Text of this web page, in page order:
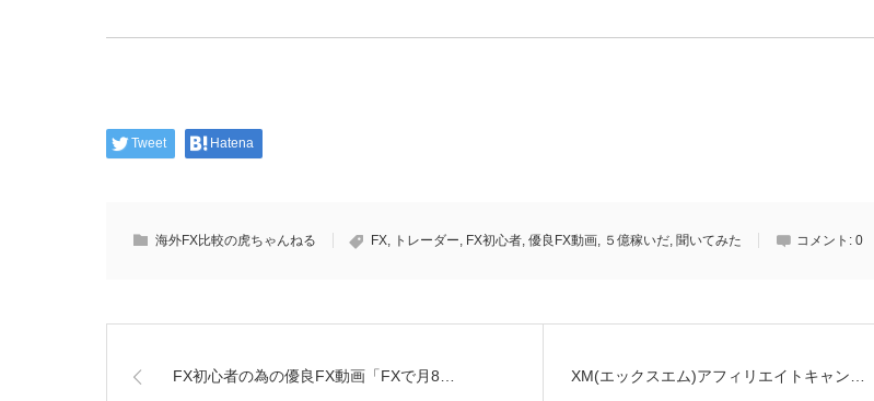
Tweet Hatena
海外FX比較の虎ちゃんねる FX トレーダー FX初心者 優良FX動画 ５億稼いだ 聞いてみた コメント: 0
FX初心者の為の優良FX動画「FXで月8… XM(エックスエム)アフィリエイトキャン…